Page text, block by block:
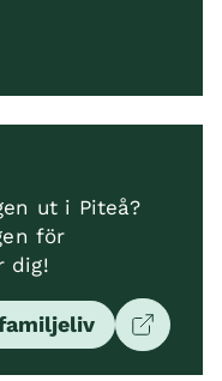
ut i Piteå?
för
dig!